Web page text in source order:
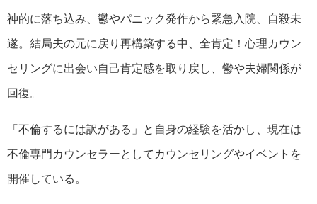
神的に落ち込み、鬱やパニック発作から緊急入院、自殺未
遂。結局夫の元に戻り再構築する中、全肯定！心理カウン
セリングに出会い自己肯定感を取り戻し、鬱や夫婦関係が
回復。
「不倫するには訳がある」と自身の経験を活かし、現在は
不倫専門カウンセラーとしてカウンセリングやイベントを
開催している。